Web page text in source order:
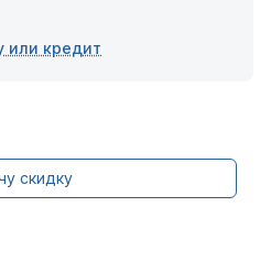
или кредит
скидку